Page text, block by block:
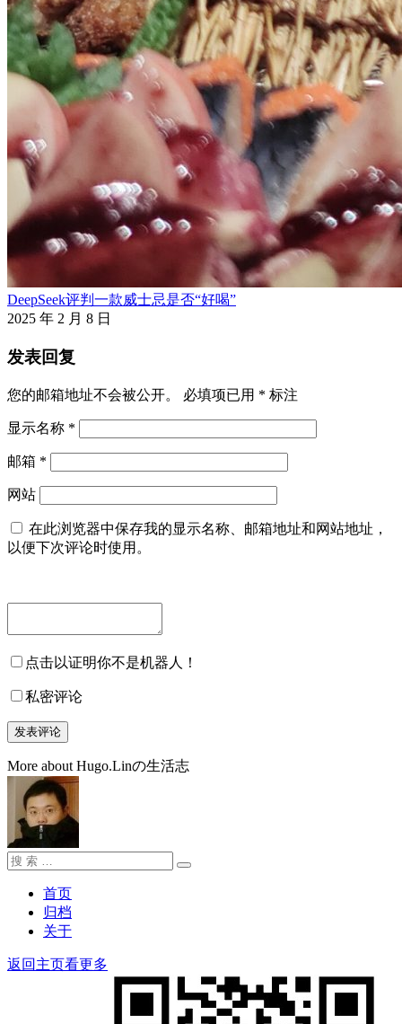
DeepSeek评判一款威士忌是否“好喝”
2025 年 2 月 8 日
发表回复
您的邮箱地址不会被公开。 必填项已用 * 标注
显示名称 *
邮箱 *
网站
在此浏览器中保存我的显示名称、邮箱地址和网站地址，
以便下次评论时使用。
点击以证明你不是机器人！
私密评论
More about Hugo.Linの生活志
搜
搜
首页
归档
关于
返回主页看更多